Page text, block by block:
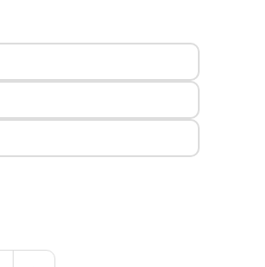
variant
variant
variant